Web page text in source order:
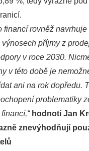
financí rovněž
příjmy z
v roce 2030.
v této době je
ani na rok dopředu.
problematiky
hodnotí Jan
znevýhodňují